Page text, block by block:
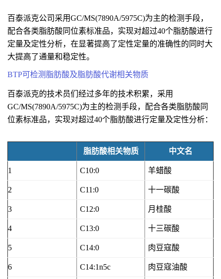
百泰派克公司采用GC/MS(7890A/5975C)为主的检测手段，
配合各类脂肪酸同位素标准品，实现对超过40个脂肪酸进行
定量及定性分析，在显著提高了定性定量的准确性的同时大
大提高了通量和稳定性。
BTP可检测脂肪酸及脂肪酸代谢相关物质
百泰派克的技术员们经过多年的技术积累，采用
GC/MS(7890A/5975C)为主的检测手段，配合各类脂肪酸同
位素标准品，实现对超过40个脂肪酸进行定量及定性分析：
脂肪酸相关物质 中文名
1 C10:0 羊蜡酸
2 C11:0 十一碳酸
3 C12:0 月桂酸
4 C13:0 十三碳酸
5 C14:0 肉豆寇酸
6 C14:1n5c 肉豆寇油酸